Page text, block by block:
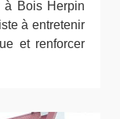
à Bois Herpin
à entretenir
et renforcer